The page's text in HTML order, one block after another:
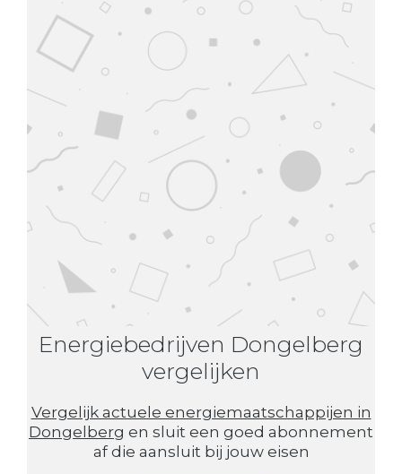
Energiebedrijven Dongelberg
vergelijken
Vergelijk actuele energiemaatschappijen in
Dongelberg en sluit een goed abonnement
af die aansluit bij jouw eisen